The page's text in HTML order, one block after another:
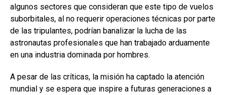
algunos sectores que consideran que este tipo de vuelos
suborbitales, al no requerir operaciones técnicas por parte
de las tripulantes, podrían banalizar la lucha de las
astronautas profesionales que han trabajado arduamente
en una industria dominada por hombres.
A pesar de las críticas, la misión ha captado la atención
mundial y se espera que inspire a futuras generaciones a